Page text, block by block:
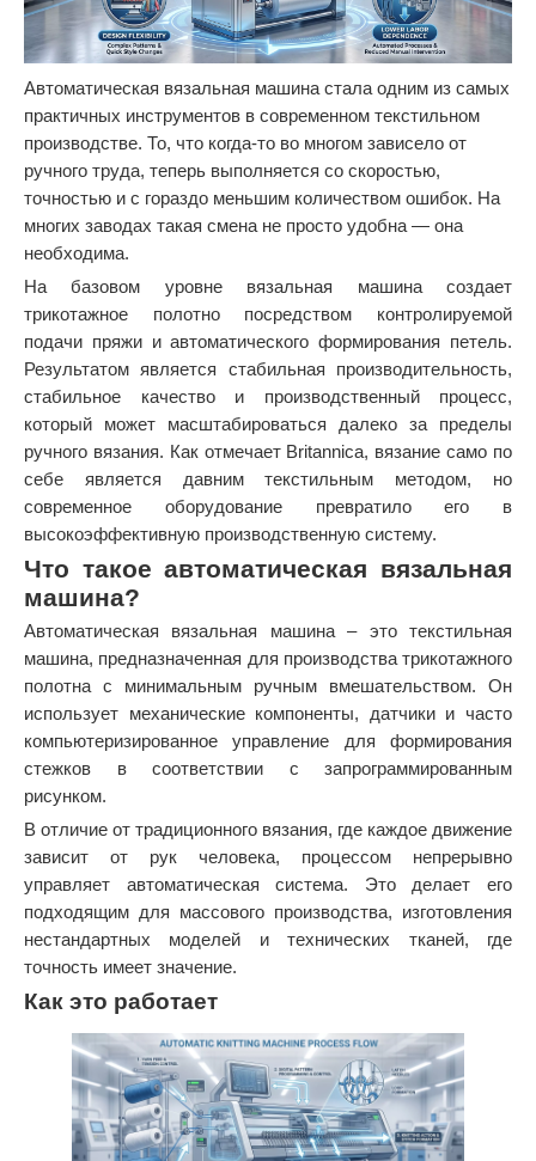
Автоматическая вязальная машина стала одним из самых
практичных инструментов в современном текстильном
производстве. То, что когда-то во многом зависело от
ручного труда, теперь выполняется со скоростью,
точностью и с гораздо меньшим количеством ошибок. На
многих заводах такая смена не просто удобна — она
необходима.
На базовом уровне вязальная машина создает
трикотажное полотно посредством контролируемой
подачи пряжи и автоматического формирования петель.
Результатом является стабильная производительность,
стабильное качество и производственный процесс,
который может масштабироваться далеко за пределы
ручного вязания. Как отмечает Britannica, вязание само по
себе является давним текстильным методом, но
современное оборудование превратило его в
высокоэффективную производственную систему.
Что такое автоматическая вязальная
машина?
Автоматическая вязальная машина – это текстильная
машина, предназначенная для производства трикотажного
полотна с минимальным ручным вмешательством. Он
использует механические компоненты, датчики и часто
компьютеризированное управление для формирования
стежков в соответствии с запрограммированным
рисунком.
В отличие от традиционного вязания, где каждое движение
зависит от рук человека, процессом непрерывно
управляет автоматическая система. Это делает его
подходящим для массового производства, изготовления
нестандартных моделей и технических тканей, где
точность имеет значение.
Как это работает